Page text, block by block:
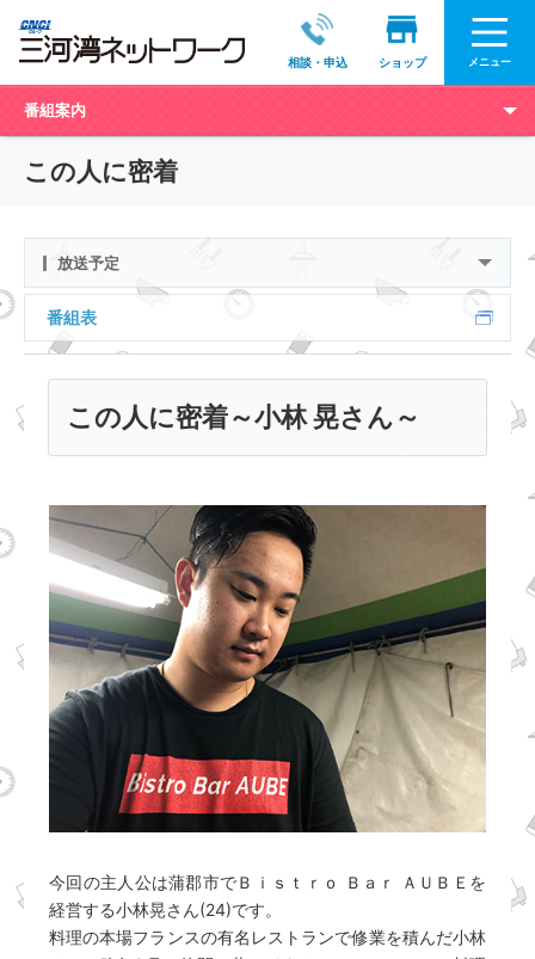
相談・申込 ショップ メニュー
番組案内
この人に密着
放送予定
番組表
この人に密着～小林 晃さん～
今回の主人公は蒲郡市でＢｉｓｔｒｏ Ｂａｒ ＡＵＢＥを
経営する小林晃さん(24)です。
料理の本場フランスの有名レストランで修業を積んだ小林